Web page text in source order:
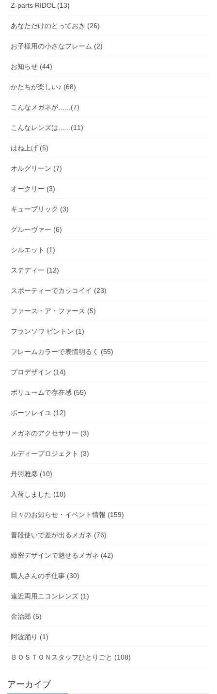
Z-parts RIDOL (13)
あなただけのとっておき (26)
お子様用の小さなフレーム (2)
お知らせ (44)
かたちが楽しい♪ (68)
こんなメガネが….. (7)
こんなレンズは….. (11)
はね上げ (5)
オルグリーン (7)
オークリー (3)
キューブリック (3)
グルーヴァー (6)
シルエット (1)
ステディー (12)
スポーティーでカッコイイ (23)
ファース・ア・ファース (5)
フランソワ ピントン (1)
フレームカラーで表情明るく (55)
プロデザイン (14)
ボリュームで存在感 (55)
ボーソレイユ (12)
メガネのアクセサリー (3)
ルディープロジェクト (3)
丹羽雅彦 (10)
入荷しました (18)
日々のお知らせ・イベント情報 (159)
普段使いで差が出るメガネ (76)
緻密デザインで魅せるメガネ (42)
職人さんの手仕事 (30)
遠近両用ニコンレンズ (1)
金治郎 (5)
阿波踊り (1)
ＢＯＳＴＯＮスタッフひとりごと (108)
アーカイブ